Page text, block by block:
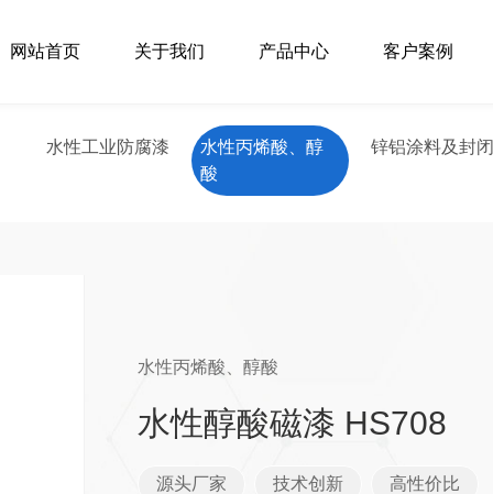
网站首页 关于我们 产品中心 客户案例
水性工业防腐漆
水性丙烯酸、醇
酸
锌铝涂料及封闭
水性丙烯酸、醇酸
水性醇酸磁漆 HS708
源头厂家 技术创新 高性价比